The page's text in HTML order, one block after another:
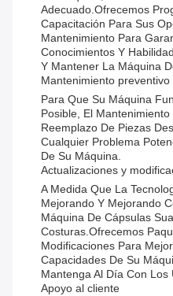
Adecuado.Ofrecemos
Capacitación Para Sus
Mantenimiento Para
Conocimientos Y
Y Mantener La Máquina
Mantenimiento preventivo
Para Que Su Máquina
Posible, El
Reemplazo De Piezas
Cualquier Problema
De Su Máquina.
Actualizaciones y
A Medida Que La
Mejorando Y Mejorando
Máquina De Cápsulas
Costuras.Ofrecemos
Modificaciones Para
Capacidades De Su
Mantenga Al Día Con Los
Apoyo al cliente